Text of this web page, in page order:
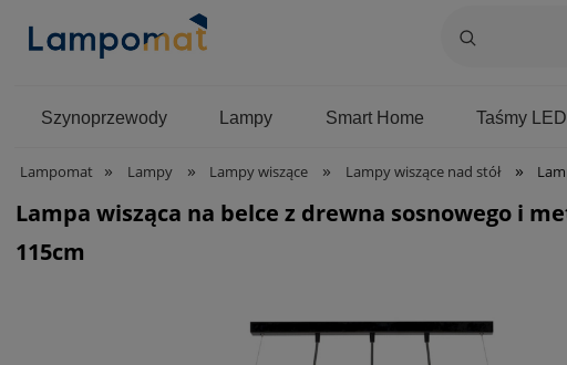
Szynoprzewody Lampy Smart Home Taśmy LED
Lampomat » Lampy » Lampy wiszące » Lampy wiszące nad stół » Lampa
Lampa wisząca na belce z drewna sosnowego i
115cm